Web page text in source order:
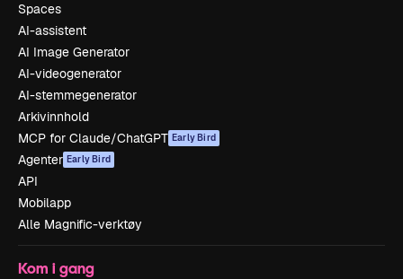
Spaces
AI-assistent
AI Image Generator
AI-videogenerator
AI-stemmegenerator
Arkivinnhold
MCP for Claude/ChatGPT Early Bird
Agenter Early Bird
API
Mobilapp
Alle Magnific-verktøy
Kom i gang